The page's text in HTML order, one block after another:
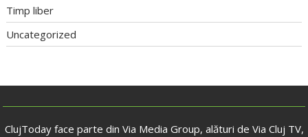
Timp liber
Uncategorized
ClujToday face parte din Via Media Group, alături de Via Cluj TV,